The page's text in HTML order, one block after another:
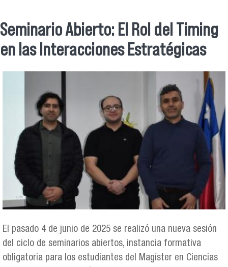
You are here
Seminario Abierto: El Rol del Timing
en las Interacciones Estratégicas
El pasado 4 de junio de 2025 se realizó una nueva sesión
del ciclo de seminarios abiertos, instancia formativa
obligatoria para los estudiantes del Magíster en Ciencias